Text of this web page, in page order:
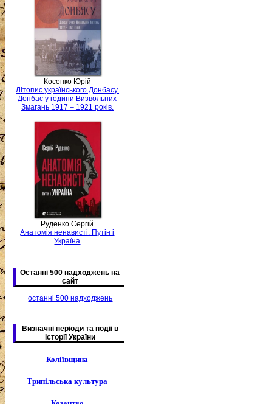
Косенко Юрій
Літопис українського Донбасу.
Донбас у години Визвольних
Змагань 1917 – 1921 років.
Руденко Сергій
Анатомія ненависті. Путін і
Україна
Останні 500 надходжень на
сайт
останні 500 надходжень
Визначні періоди та подіі в
історії України
Коліївщина
Трипільська культура